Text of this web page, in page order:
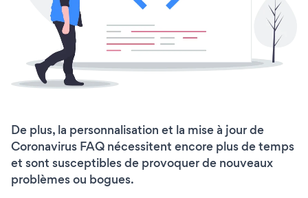
De plus, la personnalisation et la mise à jour de
Coronavirus FAQ nécessitent encore plus de temps
et sont susceptibles de provoquer de nouveaux
problèmes ou bogues.